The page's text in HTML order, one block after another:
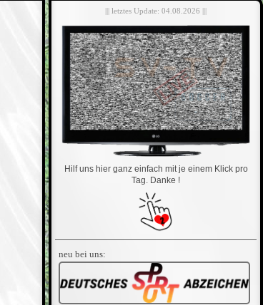
||| letztes Update: 04.08.2026 |||
Hilf uns hier ganz einfach mit je einem Klick pro
Tag. Danke !
neu bei uns: